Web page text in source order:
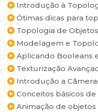
Introdução à
Ótimas dicas para
Topologia de Objetos
Modelagem e
Aplicando Booleans
Texturização
Introdução a
Conceitos básicos
Animação de objetos